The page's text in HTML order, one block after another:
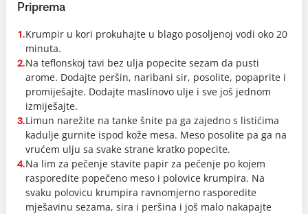
Priprema
1.Krumpir u kori prokuhajte u blago posoljenoj vodi oko 20
minuta.
2.Na teflonskoj tavi bez ulja popecite sezam da pusti
arome. Dodajte peršin, naribani sir, posolite, popaprite i
promiješajte. Dodajte maslinovo ulje i sve još jednom
izmiješajte.
3.Limun narežite na tanke šnite pa ga zajedno s listićima
kadulje gurnite ispod kože mesa. Meso posolite pa ga na
vrućem ulju sa svake strane kratko popecite.
4.Na lim za pečenje stavite papir za pečenje po kojem
rasporedite popečeno meso i polovice krumpira. Na
svaku polovicu krumpira ravnomjerno rasporedite
mješavinu sezama, sira i peršina i još malo nakapajte